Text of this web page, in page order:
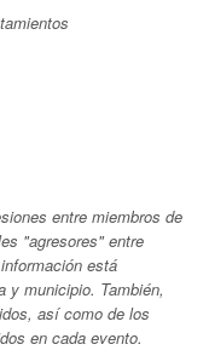
entre miembros de
"agresores" entre
está
y municipio. También,
así como de los
en cada evento.